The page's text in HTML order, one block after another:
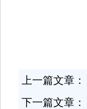
上一篇文章：
下一篇文章：